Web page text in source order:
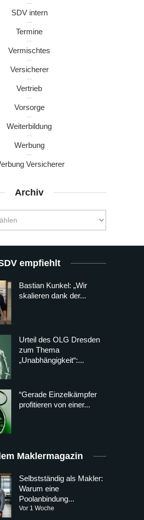
SDV intern
Termine
Vermischtes
Versicherer
Vertrieb
Vorsorge
Weiterbildung
Werbung
Versicherer
Archiv
empfiehlt
Bastian Kunkel: „Wir
skalieren dank der...
Urteil des OLG Dresden
zum Thema
„Unabhängigkeit“:...
“Gerade Einzelkämpfer
profitieren von einer...
Maklermagazin
Selbstständig als Makler:
Warum eine
Poolanbindung...
Vor 1 Woche